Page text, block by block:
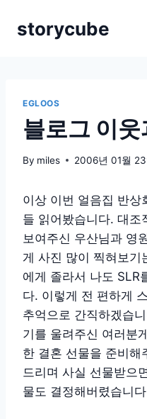
storycube
EGLOOS
블로그 이
By miles 2006년 01월 23
이상 이번 얼음집 반상
들 읽어봤습니다. 대조
보여주신 우산님과 영
게 사진 많이 찍혀보기
에게 졸라서 나도 SLR
다. 이렇게 전 편하게
추억으로 간직하겠습
기를 울려주신 여러분
한 결혼 선물을 준비해
드리며 사실 선물받으
물도 결정해버렸습니